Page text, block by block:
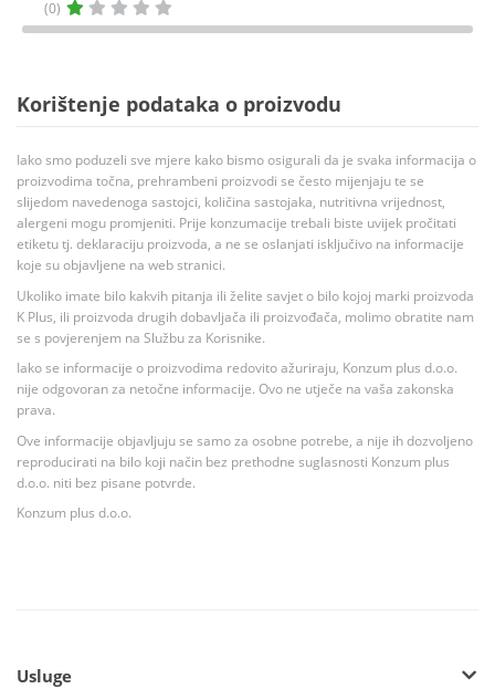
(0)
Korištenje podataka o proizvodu
Iako smo poduzeli sve mjere kako bismo osigurali da je svaka informacija o
proizvodima točna, prehrambeni proizvodi se često mijenjaju te se
slijedom navedenoga sastojci, količina sastojaka, nutritivna vrijednost,
alergeni mogu promjeniti. Prije konzumacije trebali biste uvijek pročitati
etiketu tj. deklaraciju proizvoda, a ne se oslanjati isključivo na informacije
koje su objavljene na web stranici.
Ukoliko imate bilo kakvih pitanja ili želite savjet o bilo kojoj marki proizvoda
K Plus, ili proizvoda drugih dobavljača ili proizvođača, molimo obratite nam
se s povjerenjem na Službu za Korisnike.
Iako se informacije o proizvodima redovito ažuriraju, Konzum plus d.o.o.
nije odgovoran za netočne informacije. Ovo ne utječe na vaša zakonska
prava.
Ove informacije objavljuju se samo za osobne potrebe, a nije ih dozvoljeno
reproducirati na bilo koji način bez prethodne suglasnosti Konzum plus
d.o.o. niti bez pisane potvrde.
Konzum plus d.o.o.
Usluge